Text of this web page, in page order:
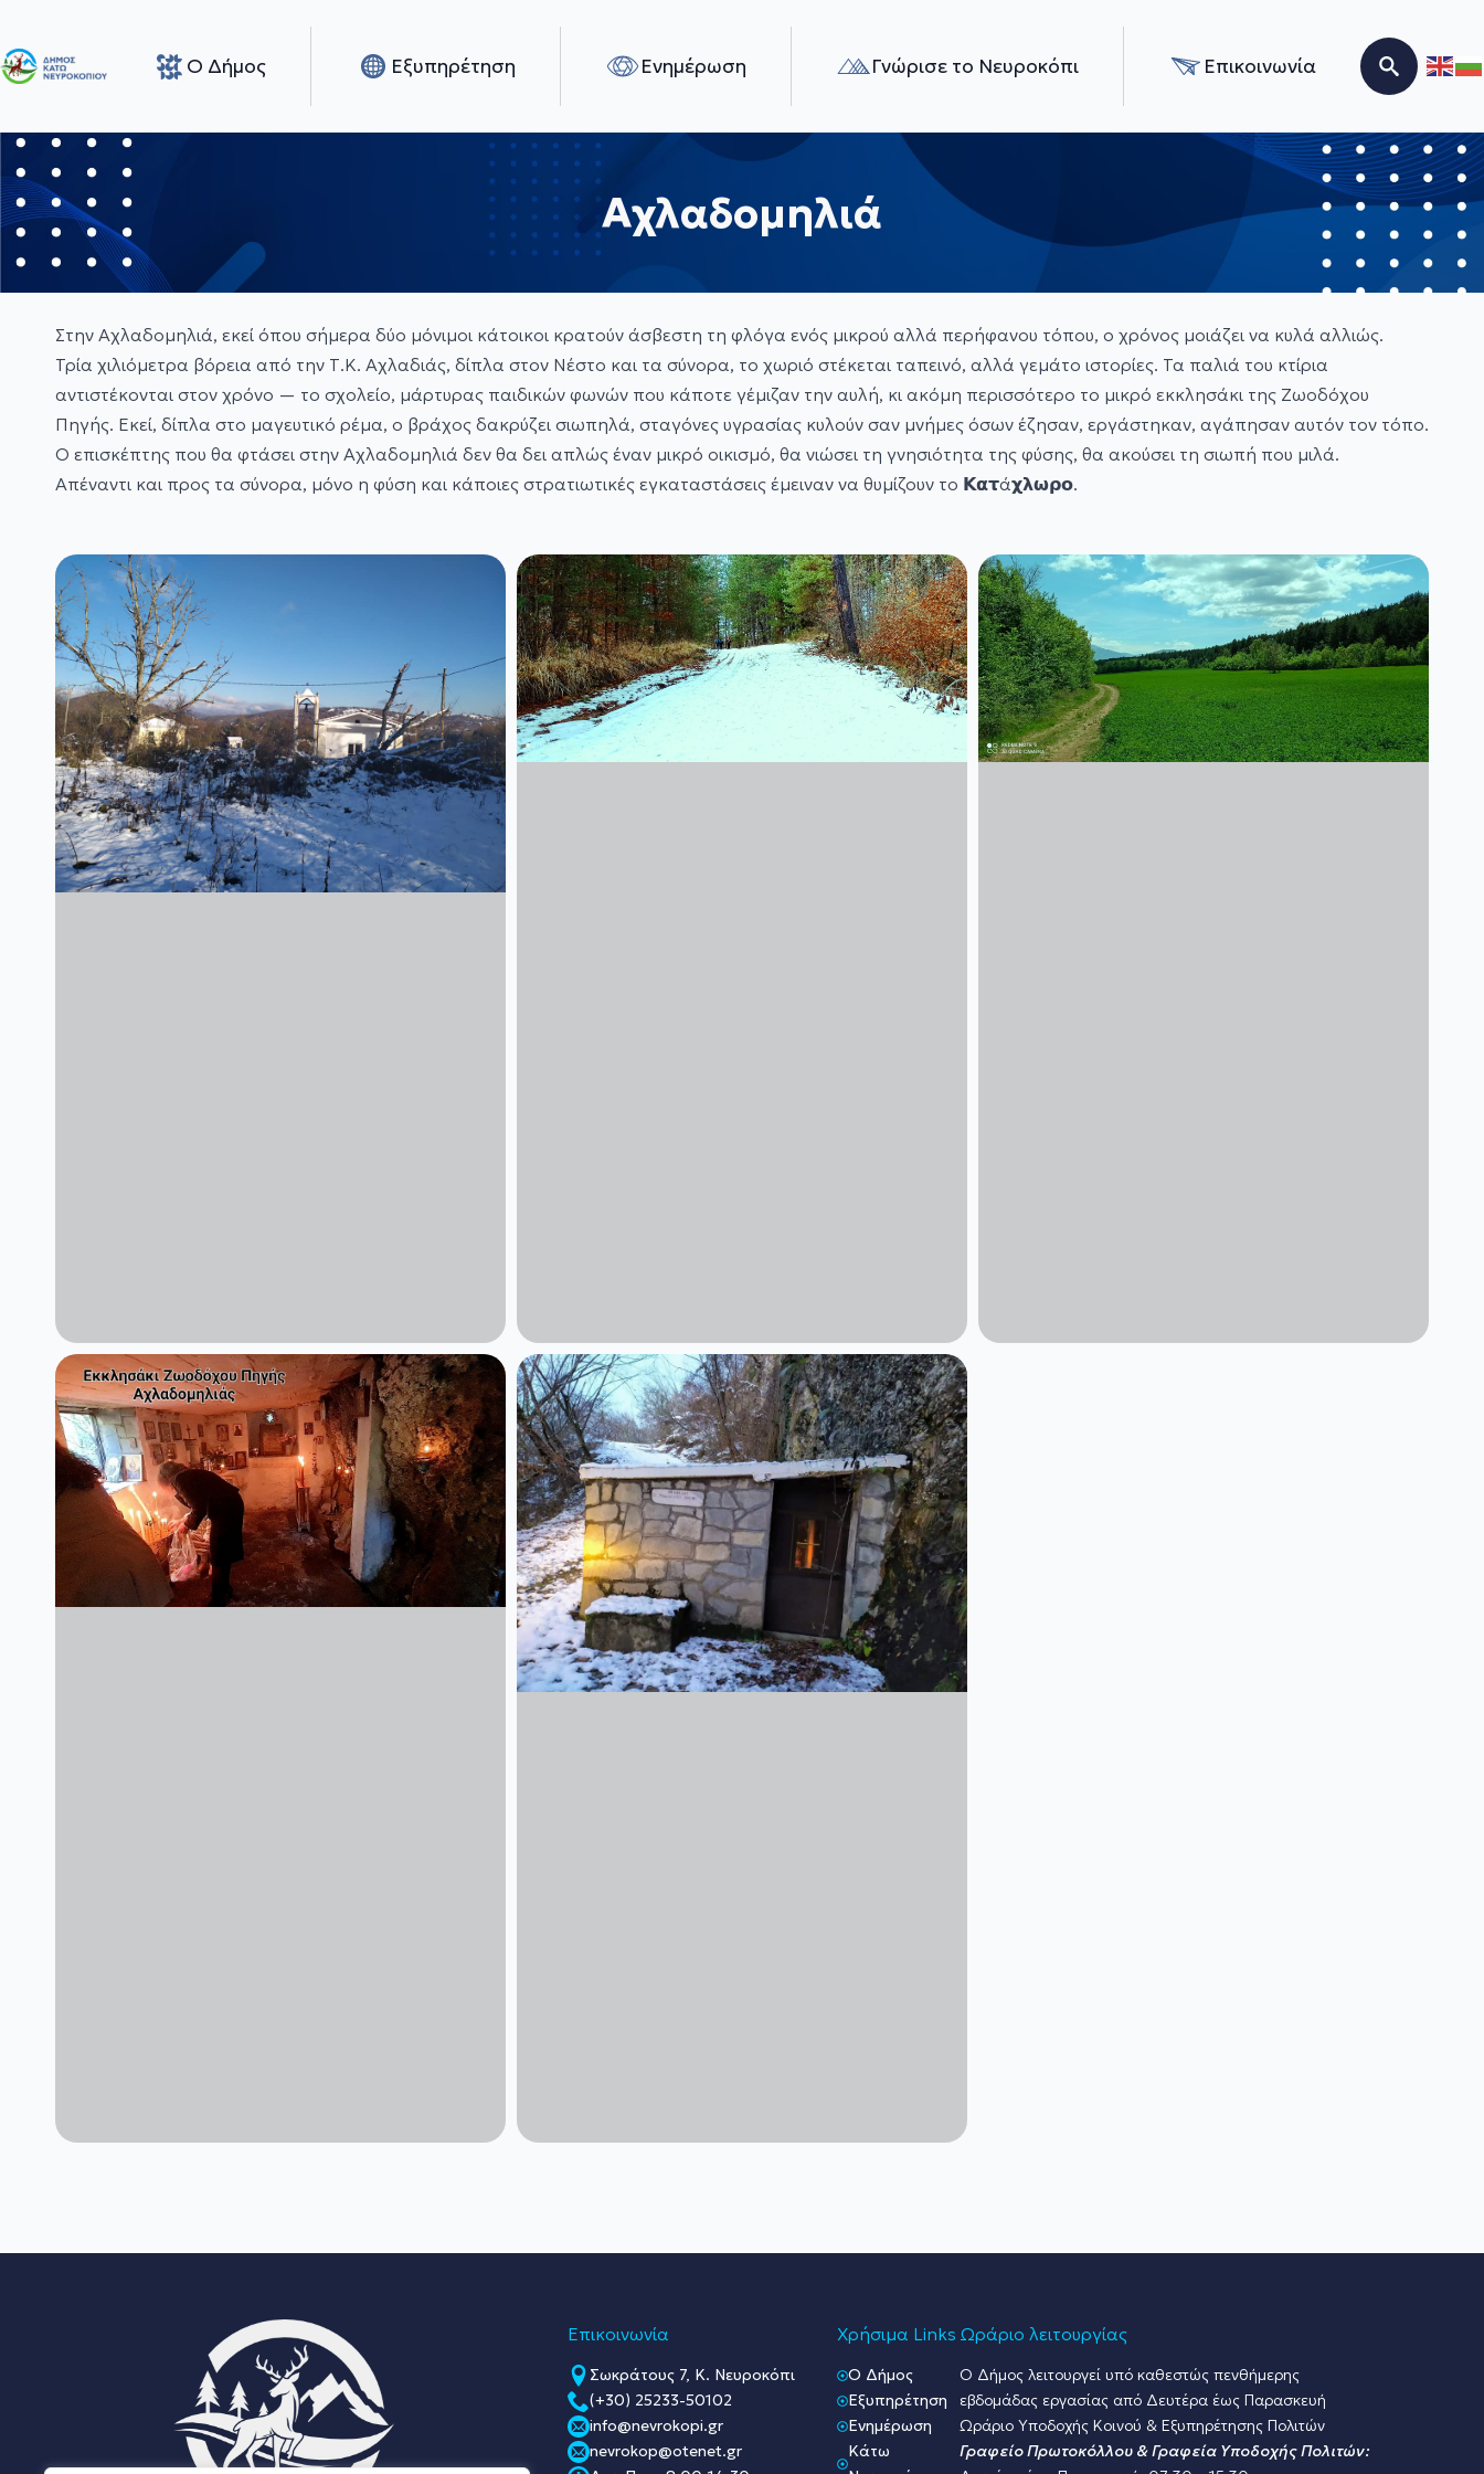
Ο Δήμος Εξυπηρέτηση Ενημέρωση Γνώρισε το Νευροκόπι
Επικοινωνία
Search for:
Αχλαδομηλιά
Στην Αχλαδομηλιά, εκεί όπου σήμερα δύο μόνιμοι κάτοικοι κρατούν άσβεστη τη φλόγα ενός μικρού αλλά περήφανου τόπου, ο χρόνος μοιάζει να κυλά αλλιώς.
Τρία χιλιόμετρα βόρεια από την Τ.Κ. Αχλαδιάς, δίπλα στον Νέστο και τα σύνορα, το χωριό στέκεται ταπεινό, αλλά γεμάτο ιστορίες. Τα παλιά του κτίρια
αντιστέκονται στον χρόνο — το σχολείο, μάρτυρας παιδικών φωνών που κάποτε γέμιζαν την αυλή, κι ακόμη περισσότερο το μικρό εκκλησάκι της Ζωοδόχου
Πηγής. Εκεί, δίπλα στο μαγευτικό ρέμα, ο βράχος δακρύζει σιωπηλά, σταγόνες υγρασίας κυλούν σαν μνήμες όσων έζησαν, εργάστηκαν, αγάπησαν αυτόν τον τόπο.
Ο επισκέπτης που θα φτάσει στην Αχλαδομηλιά δεν θα δει απλώς έναν μικρό οικισμό, θα νιώσει τη γνησιότητα της φύσης, θα ακούσει τη σιωπή που μιλά.
Απέναντι και προς τα σύνορα, μόνο η φύση και κάποιες στρατιωτικές εγκαταστάσεις έμειναν να θυμίζουν το 𝝟𝝰𝞃ά𝞆𝝺𝞈𝞀𝝾.
Επικοινωνία
Σωκράτους 7, Κ. Νευροκόπι
(+30) 25233-50102
info@nevrokopi.gr
nevrokop@otenet.gr
Χρήσιμα Links
O Δήμος
Εξυπηρέτηση
Ενημέρωση
Κάτω
Ωράριο λειτουργίας
Ο Δήμος λειτουργεί υπό καθεστώς πενθήμερης
εβδομάδας εργασίας από Δευτέρα έως Παρασκευή
Ωράριο Υποδοχής Κοινού & Εξυπηρέτησης Πολιτών
Γραφείο Πρωτοκόλλου & Γραφεία Υποδοχής Πολιτών: